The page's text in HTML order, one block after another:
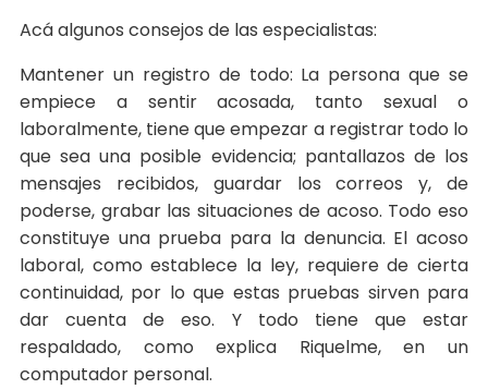
Acá algunos consejos de las especialistas:
Mantener un registro de todo: La persona que se
empiece a sentir acosada, tanto sexual o
laboralmente, tiene que empezar a registrar todo lo
que sea una posible evidencia; pantallazos de los
mensajes recibidos, guardar los correos y, de
poderse, grabar las situaciones de acoso. Todo eso
constituye una prueba para la denuncia. El acoso
laboral, como establece la ley, requiere de cierta
continuidad, por lo que estas pruebas sirven para
dar cuenta de eso. Y todo tiene que estar
respaldado, como explica Riquelme, en un
computador personal.